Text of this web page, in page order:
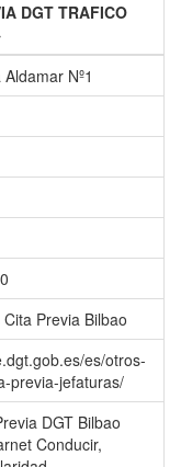
DGT TRAFICO
Nº1
Previa Bilbao
es/otros-
previa-jefaturas/
DGT Bilbao
Conducir,